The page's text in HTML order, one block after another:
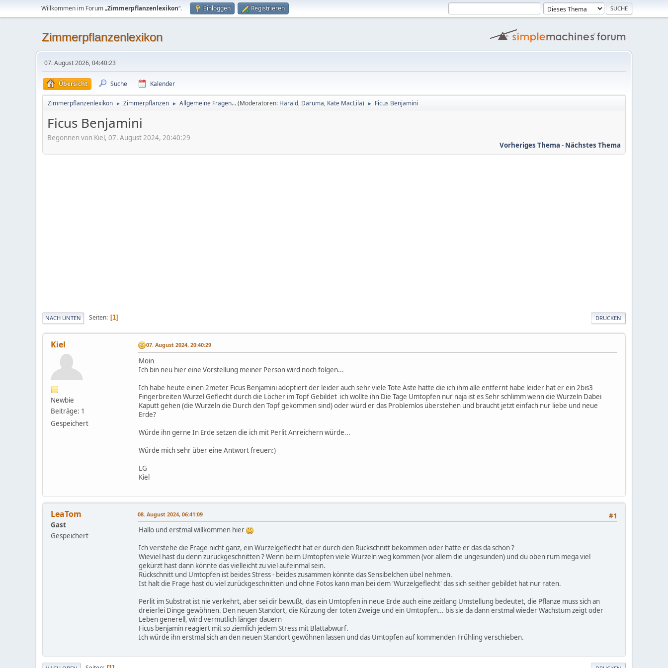
Willkommen im Forum „Zimmerpflanzenlexikon“. Einloggen Registrieren
Zimmerpflanzenlexikon
07. August 2026, 04:40:23
Übersicht Suche Kalender
Zimmerpflanzenlexikon ► Zimmerpflanzen ► Allgemeine Fragen...(Moderatoren: Harald, Daruma, Kate MacLila) ► Ficus Benjamini
Ficus Benjamini
Begonnen von Kiel, 07. August 2024, 20:40:29
Vorheriges Thema - Nächstes Thema
DRUCKEN
NACH UNTEN Seiten 1
Kiel
Newbie
Beiträge: 1
Gespeichert
07. August 2024, 20:40:29
Moin
Ich bin neu hier eine Vorstellung meiner Person wird noch folgen...
Ich habe heute einen 2meter Ficus Benjamini adoptiert der leider auch sehr viele Tote Äste hatte die ich ihm alle entfernt habe leider hat er ein 2bis3
Fingerbreiten Wurzel Geflecht durch die Löcher im Topf Gebildet ich wollte ihn Die Tage Umtopfen nur naja ist es Sehr schlimm wenn die Wurzeln Dabei
Kaputt gehen (die Wurzeln die Durch den Topf gekommen sind) oder würd er das Problemlos überstehen und braucht jetzt einfach nur liebe und neue
Erde?
Würde ihn gerne In Erde setzen die ich mit Perlit Anreichern würde...
Würde mich sehr über eine Antwort freuen:)
LG
Kiel
LeaTom
Gast
Gespeichert
#1
08. August 2024, 06:41:09
Hallo und erstmal willkommen hier
Ich verstehe die Frage nicht ganz, ein Wurzelgeflecht hat er durch den Rückschnitt bekommen oder hatte er das da schon ?
Wieviel hast du denn zurückgeschnitten ? Wenn beim Umtopfen viele Wurzeln weg kommen (vor allem die ungesunden) und du oben rum mega viel
gekürzt hast dann könnte das vielleicht zu viel aufeinmal sein.
Rückschnitt und Umtopfen ist beides Stress - beides zusammen könnte das Sensibelchen übel nehmen.
Ist halt die Frage hast du viel zurückgeschnitten und ohne Fotos kann man bei dem 'Wurzelgeflecht' das sich seither gebildet hat nur raten.
Perlit im Substrat ist nie verkehrt, aber sei dir bewußt, das ein Umtopfen in neue Erde auch eine zeitlang Umstellung bedeutet, die Pflanze muss sich an
dreierlei Dinge gewöhnen. Den neuen Standort, die Kürzung der toten Zweige und ein Umtopfen... bis sie da dann erstmal wieder Wachstum zeigt oder
Leben generell, wird vermutlich länger dauern
Ficus benjamin reagiert mit so ziemlich jedem Stress mit Blattabwurf.
Ich würde ihn erstmal sich an den neuen Standort gewöhnen lassen und das Umtopfen auf kommenden Frühling verschieben.